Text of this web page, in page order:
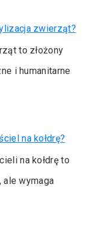
zwierząt?
to złożony
i humanitarne
na kołdrę?
na kołdrę to
ale wymaga